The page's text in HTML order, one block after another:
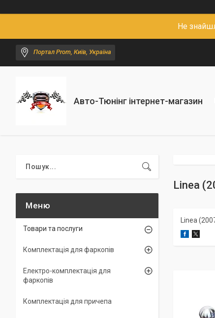
Не
Портал Prom, Київ, Україна
Авто-Тюнінг інтернет-магазин
Linea
Linea
Товари та послуги
Комплектація для фаркопів
Електро-комплектація для
фаркопів
Комплектація для причепа